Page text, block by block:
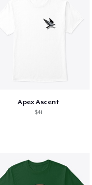
Apex Ascent
$41